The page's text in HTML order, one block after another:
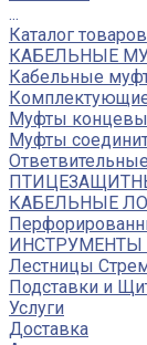
...
Каталог товаров
КАБЕЛЬНЫЕ
Кабельные
Муфты
Муфты
КАБЕЛЬНЫЕ
ИНСТРУМЕНТЫ
Лестницы
Подставки и
Услуги
Доставка